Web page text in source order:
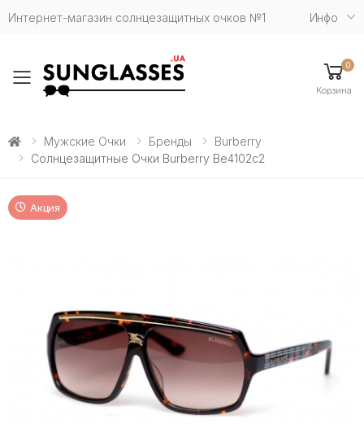
Интернет-магазин солнцезащитных очков №1 Инфо
Toggle mobile menu
0
Корзина
Мужские Очки Бренды
Burberry
Солнцезащитные Очки Burberry Be4102c2
Акция